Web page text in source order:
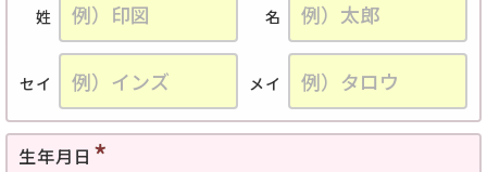
姓 名
セイ メイ
生年月日